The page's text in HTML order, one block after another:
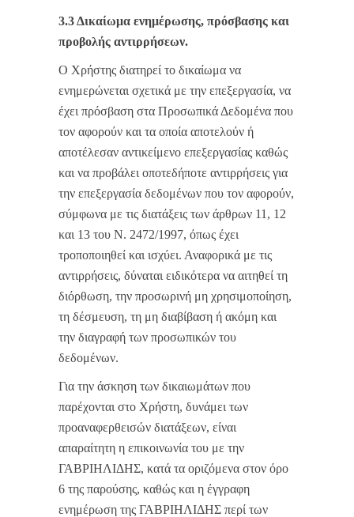
3.3 Δικαίωμα ενημέρωσης, πρόσβασης και
προβολής αντιρρήσεων.
Ο Χρήστης διατηρεί το δικαίωμα να
ενημερώνεται σχετικά με την επεξεργασία, να
έχει πρόσβαση στα Προσωπικά Δεδομένα που
τον αφορούν και τα οποία αποτελούν ή
αποτέλεσαν αντικείμενο επεξεργασίας καθώς
και να προβάλει οποτεδήποτε αντιρρήσεις για
την επεξεργασία δεδομένων που τον αφορούν,
σύμφωνα με τις διατάξεις των άρθρων 11, 12
και 13 του Ν. 2472/1997, όπως έχει
τροποποιηθεί και ισχύει. Αναφορικά με τις
αντιρρήσεις, δύναται ειδικότερα να αιτηθεί τη
διόρθωση, την προσωρινή μη χρησιμοποίηση,
τη δέσμευση, τη μη διαβίβαση ή ακόμη και
την διαγραφή των προσωπικών του
δεδομένων.
Για την άσκηση των δικαιωμάτων που
παρέχονται στο Χρήστη, δυνάμει των
προαναφερθεισών διατάξεων, είναι
απαραίτητη η επικοινωνία του με την
ΓΑΒΡΙΗΛΙΔΗΣ, κατά τα οριζόμενα στον όρο
6 της παρούσης, καθώς και η έγγραφη
ενημέρωση της ΓΑΒΡΙΗΛΙΔΗΣ περί των